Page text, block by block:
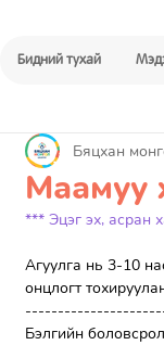
Бидний тухай
Маамуу
Бяцхан
*** Эцэг эх, асран
Агуулга нь 3-10
онцлогт
Бэлгийн